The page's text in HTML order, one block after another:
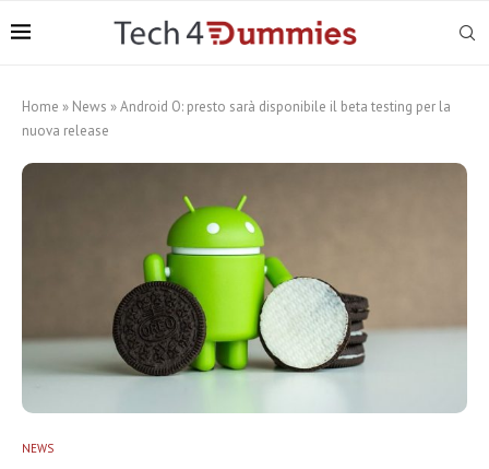
Home » News »Android O: presto sarà disponibile il beta testing per la
nuova release
NEWS